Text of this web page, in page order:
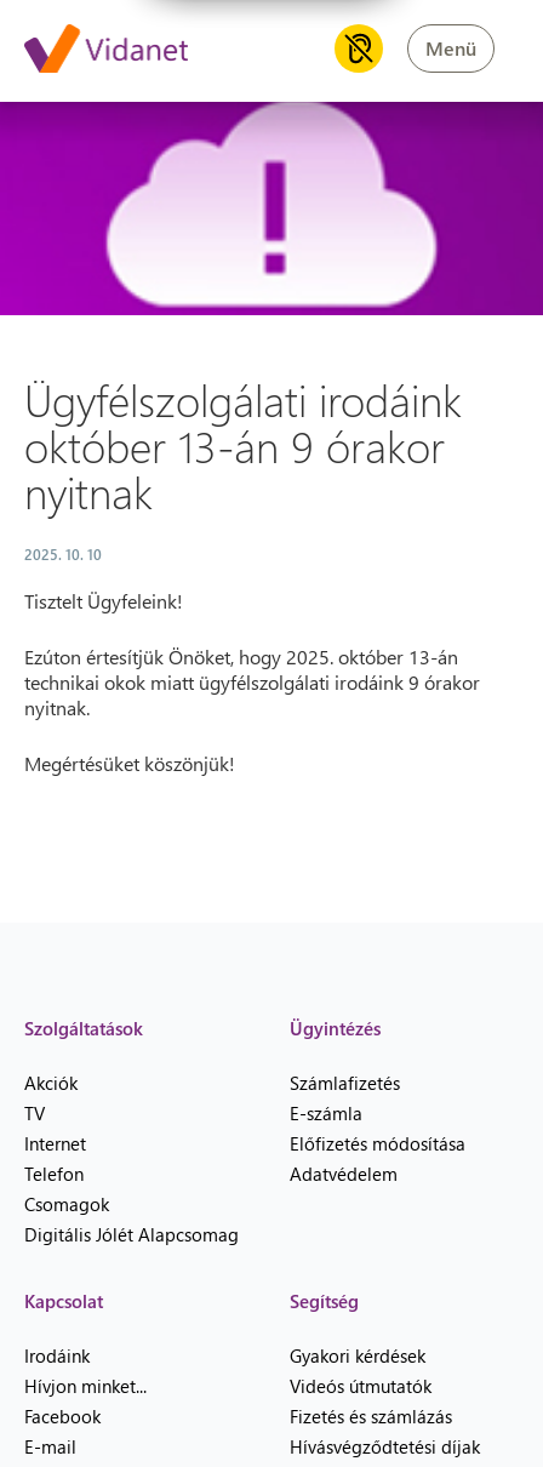
Menü
Ügyfélszolgálati irodáink
Ügyfélszolgálati irodáink
október 13-án 9 órakor
nyitnak
2025. 10. 10
Tisztelt Ügyfeleink!
Ezúton értesítjük Önöket, hogy 2025. október 13-án
technikai okok miatt ügyfélszolgálati irodáink 9 órakor
nyitnak.
Megértésüket köszönjük!
Szolgáltatások
Akciók
TV
Internet
Telefon
Csomagok
Digitális Jólét Alapcsomag
Ügyintézés
Számlafizetés
E-számla
Előfizetés módosítása
Adatvédelem
Kapcsolat
Irodáink
Hívjon minket...
Facebook
E-mail
Segítség
Gyakori kérdések
Videós útmutatók
Fizetés és számlázás
Hívásvégződtetési díjak